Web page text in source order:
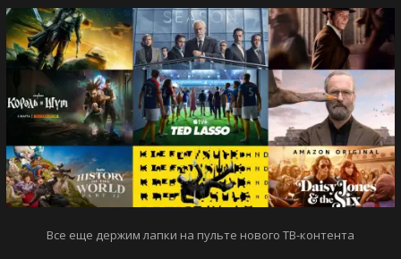
Все еще держим лапки на пульте нового ТВ-контента